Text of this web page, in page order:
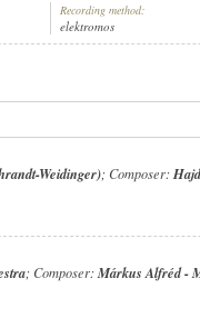
Recording method:
elektromos
Weidinger); Composer:
; Composer: Márkus Alfréd-